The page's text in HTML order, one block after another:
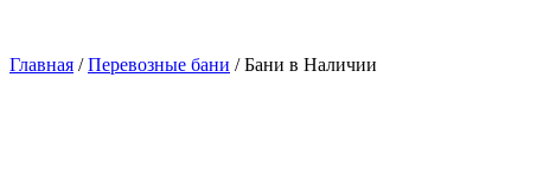
Главная /Перевозные бани /Бани в Наличии